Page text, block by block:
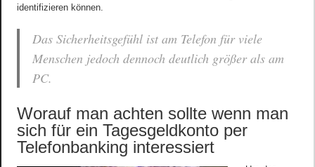
identifizieren können.
Das Sicherheitsgefühl ist am Telefon für viele
Menschen jedoch dennoch deutlich größer als am
PC.
Worauf man achten sollte wenn man
sich für ein Tagesgeldkonto per
Telefonbanking interessiert